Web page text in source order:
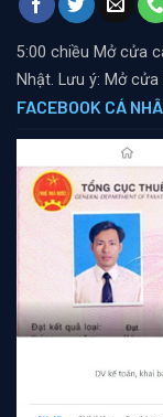
5:00 chiều Mở cửa
Nhật. Lưu ý: Mở cửa
FACEBOOK CÁ